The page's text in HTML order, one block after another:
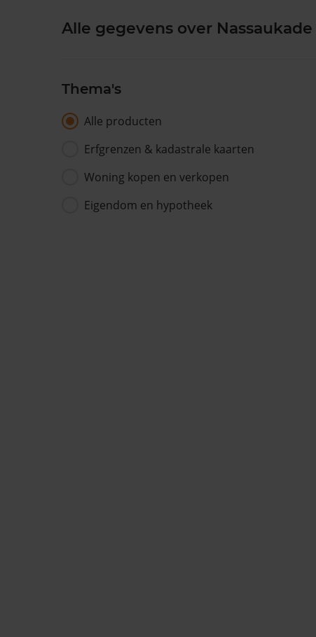
Alle gegevens over Nassaukade
Thema's
Alle producten
Erfgrenzen & kadastrale kaarten
Woning kopen en verkopen
Eigendom en hypotheek